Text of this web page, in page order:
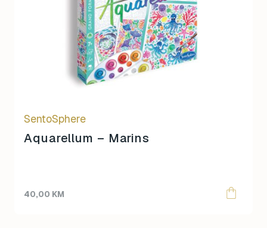
SentoSphere
Aquarellum – Marins
40,00 KM